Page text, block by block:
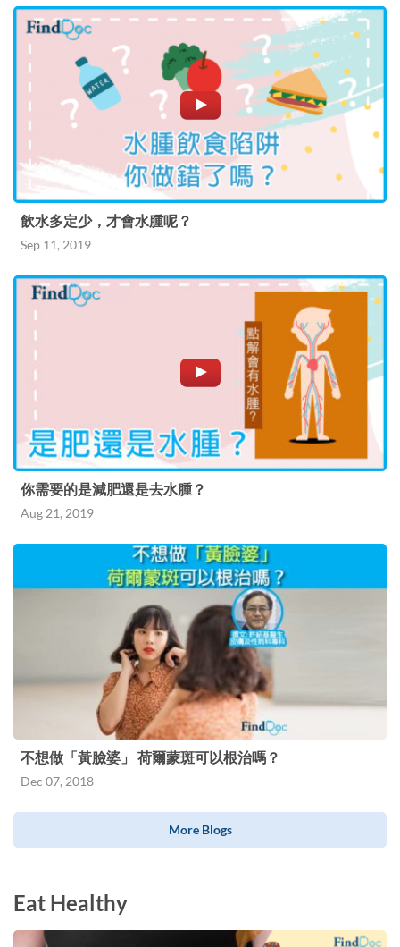
飲水多定少，才會水腫呢？
Sep 11, 2019
你需要的是減肥還是去水腫？
Aug 21, 2019
不想做「黃臉婆」 荷爾蒙斑可以根治嗎？
Dec 07, 2018
More Blogs
Eat Healthy